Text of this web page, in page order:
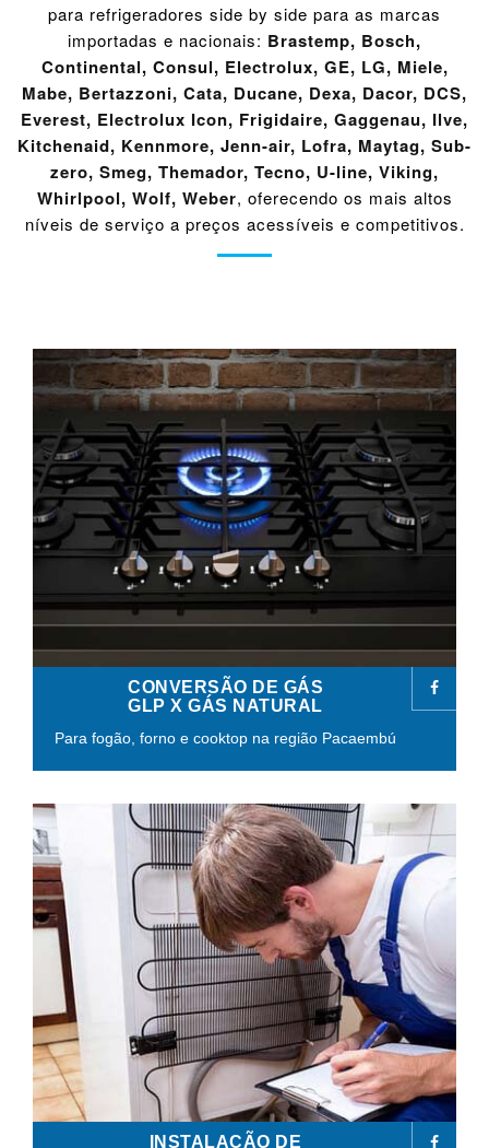
para refrigeradores side by side para as marcas
importadas e nacionais: Brastemp, Bosch,
Continental, Consul, Electrolux, GE, LG, Miele,
Mabe, Bertazzoni, Cata, Ducane, Dexa, Dacor, DCS,
Everest, Electrolux Icon, Frigidaire, Gaggenau, Ilve,
Kitchenaid, Kennmore, Jenn-air, Lofra, Maytag, Sub-
zero, Smeg, Themador, Tecno, U-line, Viking,
Whirlpool, Wolf, Weber, oferecendo os mais altos
níveis de serviço a preços acessíveis e competitivos.
CONVERSÃO DE GÁS
GLP X GÁS NATURAL
Para fogão, forno e cooktop na região Pacaembú
INSTALAÇÃO DE